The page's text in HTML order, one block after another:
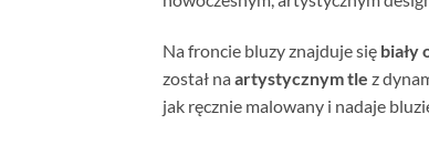
Na froncie bluzy znajduje się biały
został na artystycznym tle z
jak ręcznie malowany i nadaje